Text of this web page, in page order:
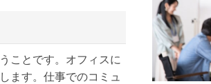
ことです。オフィスに
ます。仕事でのコミュ